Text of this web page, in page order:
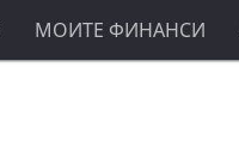
МОИТЕ ФИНАНСИ